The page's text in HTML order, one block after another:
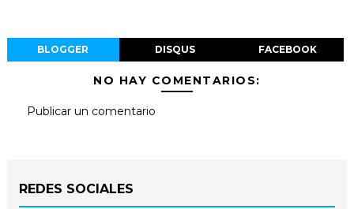
BLOGGER DISQUS FACEBOOK
NO HAY COMENTARIOS:
Publicar un comentario
REDES SOCIALES